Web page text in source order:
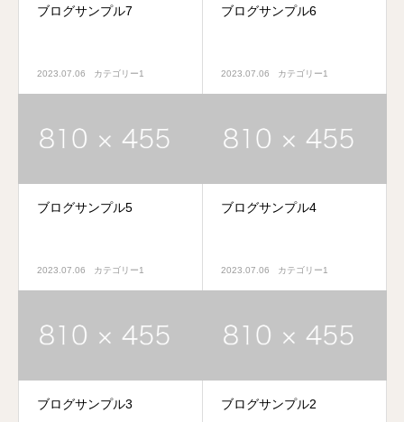
ブログサンプル7
2023.07.06 カテゴリー1
ブログサンプル6
2023.07.06 カテゴリー1
ブログサンプル5
2023.07.06 カテゴリー1
ブログサンプル4
2023.07.06 カテゴリー1
ブログサンプル3 ブログサンプル2